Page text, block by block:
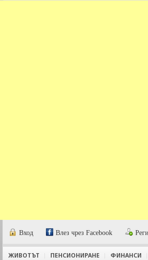
Вход Влез чрез Facebook
ЖИВОТЪТ ПЕНСИОНИРАНЕ ФИНАНСИ